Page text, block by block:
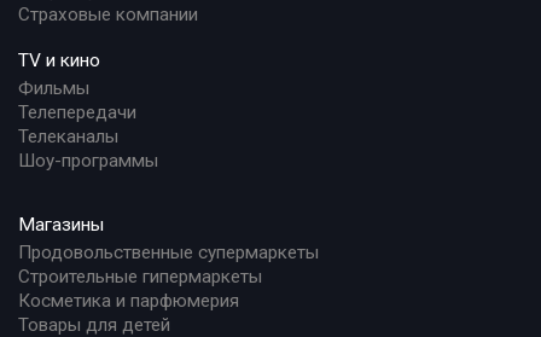
Страховые компании
TV и кино
Фильмы
Телепередачи
Телеканалы
Шоу-программы
Магазины
Продовольственные супермаркеты
Строительные гипермаркеты
Косметика и парфюмерия
Товары для детей